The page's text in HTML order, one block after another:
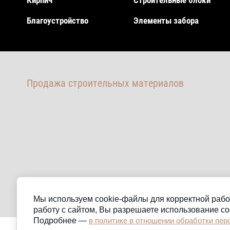
Благоустройство
Элементы забора
Продажа строительных материалов
Мы используем cookie-файлы для корректной
работу с сайтом, Вы разрешаете использование
Подробнее — в политике в отношении обработки